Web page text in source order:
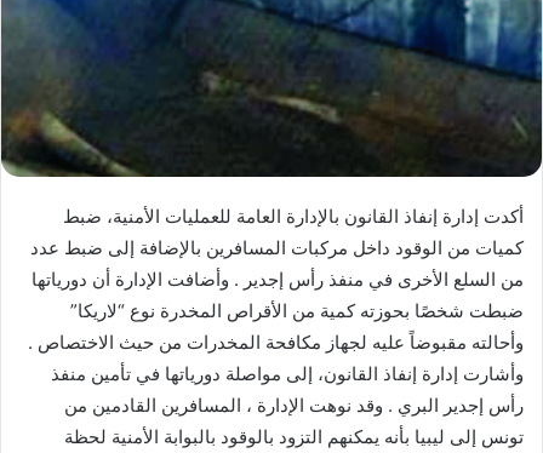
أكدت إدارة إنفاذ القانون بالإدارة العامة للعمليات الأمنية، ضبط
كميات من الوقود داخل مركبات المسافرين بالإضافة إلى ضبط عدد
من السلع الأخرى في منفذ رأس إجدير . وأضافت الإدارة أن دورياتها
ضبطت شخصًا بحوزته كمية من الأقراص المخدرة نوع “لاريكا”
وأحالته مقبوضاً عليه لجهاز مكافحة المخدرات من حيث الاختصاص .
وأشارت إدارة إنفاذ القانون، إلى مواصلة دورياتها في تأمين منفذ
رأس إجدير البري . وقد نوهت الإدارة ، المسافرين القادمين من
تونس إلى ليبيا بأنه يمكنهم التزود بالوقود بالبوابة الأمنية لحظة